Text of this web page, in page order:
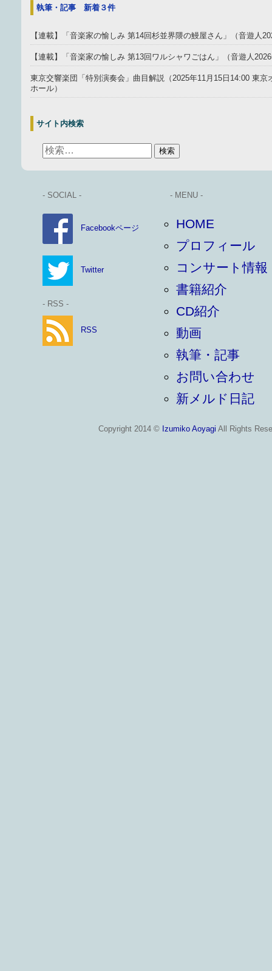
執筆・記事 新着３件
【連載】「音楽家の愉しみ 第14回杉並界隈の鰻屋さん」（音遊人
【連載】「音楽家の愉しみ 第13回ワルシャワごはん」（音遊人
東京交響楽団「特別演奏会」曲目解説（2025年11月15日14:00 東京
ホール）
サイト内検索
- SOCIAL -
Facebookページ
Twitter
- RSS -
RSS
- MENU -
HOME
プロフィール
コンサート情報
書籍紹介
CD紹介
動画
執筆・記事
お問い合わせ
新メルド日記
Copyright 2014 © Izumiko Aoyagi All Rights